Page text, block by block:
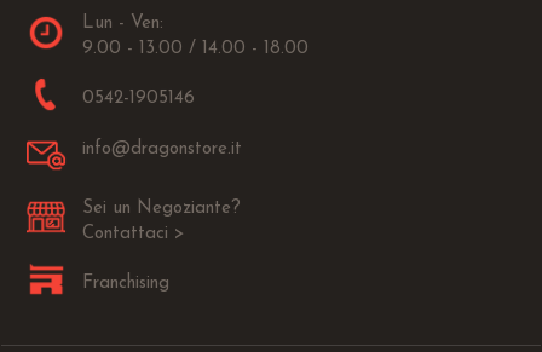
Lun - Ven:
9.00 - 13.00 / 14.00 - 18.00
0542-1905146
info@dragonstore.it
Sei un Negoziante?
Contattaci >
Franchising